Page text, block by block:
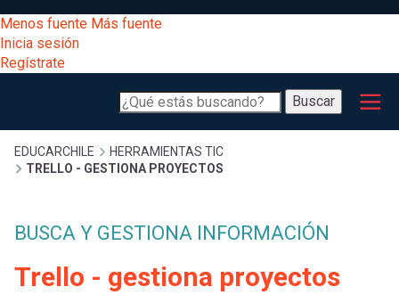
al
contenido
principal
[Educarchile
Escritorio]
entrar
Menos fuente Más fuente
Inicia sesión
Regístrate
Buscar
Buscar
Menú
principal
Desarrollo
Expand
Gestión
Comunidad
Exploración
Sobrescribir
enlaces
de
EDUCARCHILE
HERRAMIENTAS TIC
TRELLO - GESTIONA PROYECTOS
BUSCA Y GESTIONA INFORMACIÓN
Trello - gestiona proyectos
Inicia sesión.